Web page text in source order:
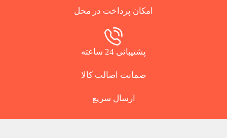
امکان پرداخت در محل
پشتیبانی 24 ساعته
ضمانت اصالت کالا
ارسال سریع